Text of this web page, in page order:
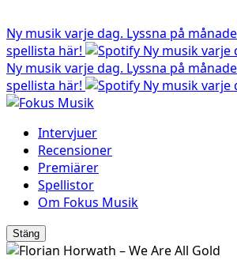
Ny musik varje dag. Lyssna på
spellista här!
Ny musik varje
Ny musik varje dag. Lyssna på
spellista här!
Ny musik varje
Intervjuer
Recensioner
Premiärer
Spellistor
Om Fokus Musik
Stäng